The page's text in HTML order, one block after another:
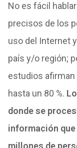
No es fácil hablar
precisos de los
uso de Internet
país y/o región;
estudios
hasta un 80 %.
donde se
información que
millones de